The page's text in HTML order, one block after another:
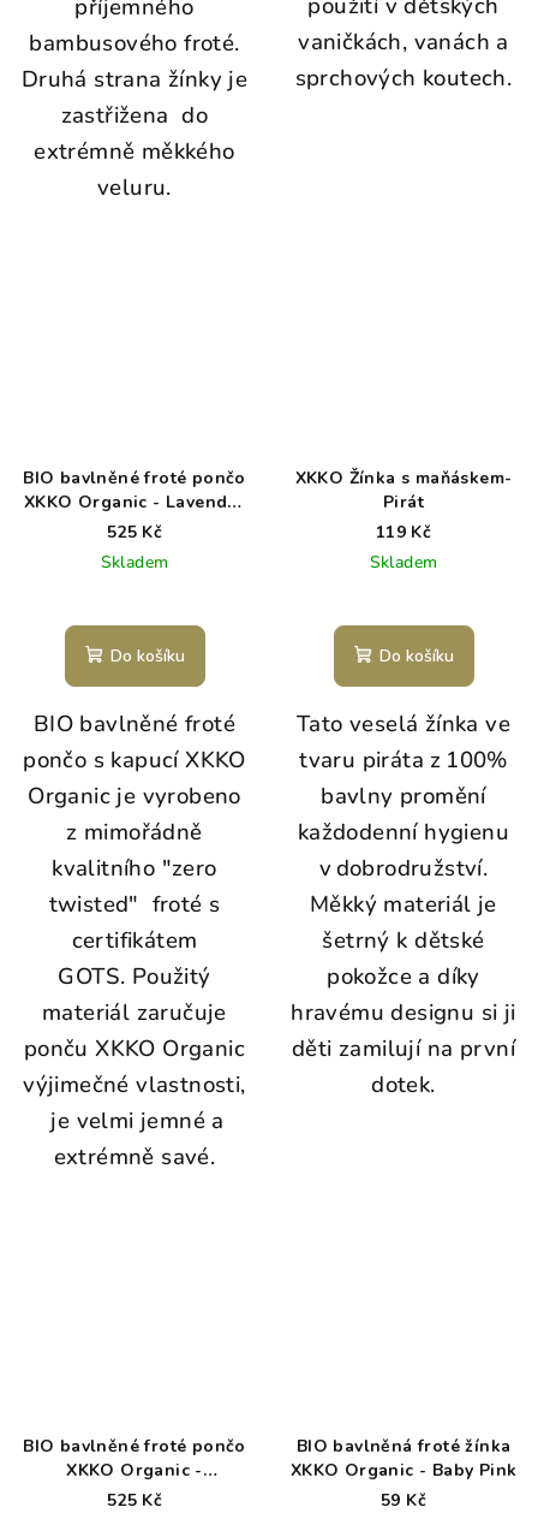
příjemného
bambusového froté.
Druhá strana žínky je
zastřižena do
extrémně měkkého
veluru.
použití v dětských
vaničkách, vanách a
sprchových koutech.
BIO bavlněné froté pončo
XKKO Organic - Lavender
Aura
525 Kč
Skladem
Do košíku
BIO bavlněné froté
pončo s kapucí XKKO
Organic je vyrobeno
z mimořádně
kvalitního "zero
twisted" froté s
certifikátem
GOTS. Použitý
materiál zaručuje
ponču XKKO Organic
výjimečné vlastnosti,
je velmi jemné a
extrémně savé.
XKKO Žínka s maňáskem-
Pirát
119 Kč
Skladem
Do košíku
Tato veselá žínka ve
tvaru piráta z 100%
bavlny promění
každodenní hygienu
v dobrodružství.
Měkký materiál je
šetrný kdětské
pokožce adíky
hravémudesignu si ji
děti zamilují na první
dotek.
BIO bavlněné froté pončo
XKKO Organic -
Atmosphere
525 Kč
BIO bavlněná froté žínka
XKKO Organic - Baby Pink
59 Kč